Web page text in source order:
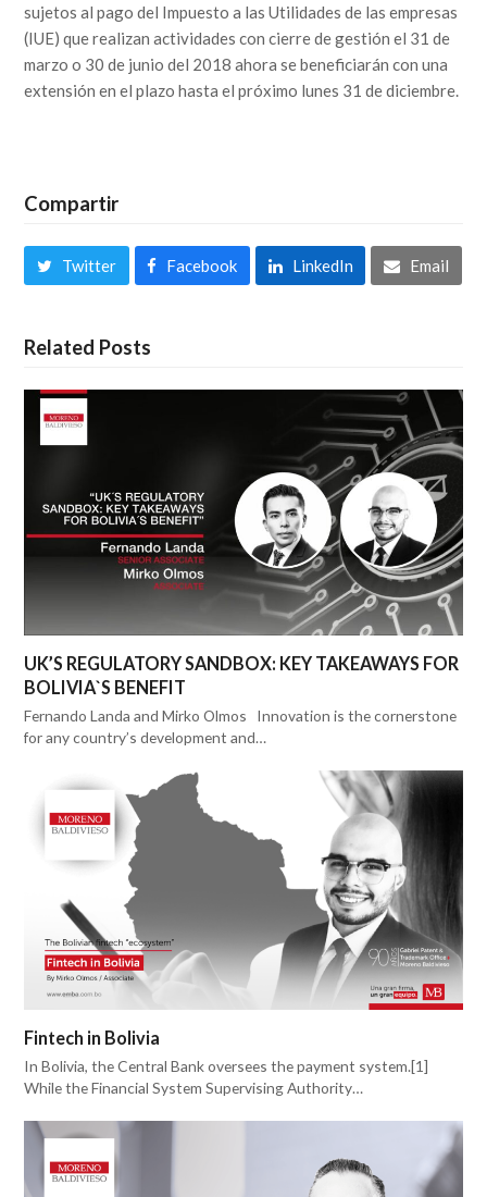
sujetos al pago del Impuesto a las Utilidades de las empresas
(IUE) que realizan actividades con cierre de gestión el 31 de
marzo o 30 de junio del 2018 ahora se beneficiarán con una
extensión en el plazo hasta el próximo lunes 31 de diciembre.
Compartir
Twitter Facebook LinkedIn Email
Related Posts
UK’S REGULATORY SANDBOX: KEY TAKEAWAYS FOR
BOLIVIA`S BENEFIT
Fernando Landa and Mirko Olmos Innovation is the cornerstone
for any country’s development and…
Fintech in Bolivia
In Bolivia, the Central Bank oversees the payment system.[1]
While the Financial System Supervising Authority…